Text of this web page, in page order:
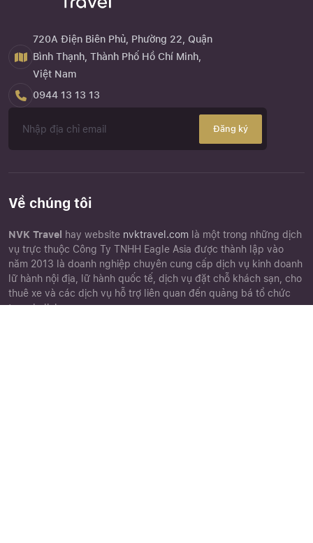
720A Điện Biên Phủ, Phường 22, Quận
Bình Thạnh, Thành Phố Hồ Chí Minh,
Việt Nam
0944 13 13 13
Đăng ký
Về chúng tôi
NVK Travel hay website nvktravel.com là một trong những dịch
vụ trực thuộc Công Ty TNHH Eagle Asia được thành lập vào
năm 2013 là doanh nghiệp chuyên cung cấp dịch vụ kinh doanh
lữ hành nội địa, lữ hành quốc tế, dịch vụ đặt chỗ khách sạn, cho
thuê xe và các dịch vụ hỗ trợ liên quan đến quảng bá tổ chức
tour du lịch.